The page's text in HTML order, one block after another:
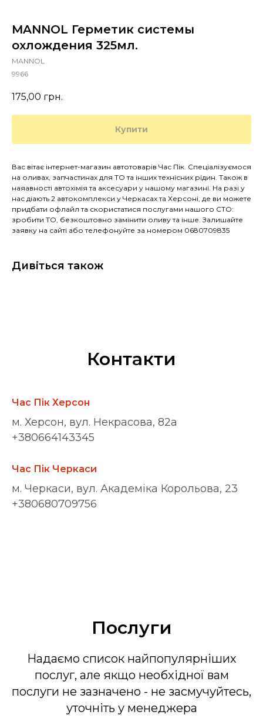
MANNOL Герметик системы
охлождения 325мл.
MANNOL
9966
175,00 грн.
Купити
Вас вітає інтернет-магазин автотоварів Час Пік. Спеціалізуємося
на оливах, запчастинах для ТО та інших технісних рідин. Також в
наяавності автохімія та аксесуари у нашому магазині. На разі у
нас діають 2 автокомплекси у Черкасах та Херсоні, де ви можете
придбати офлайл та скористатися послугами нашого СТО:
зробити ТО, безкоштовно замінити оливу та інше. Залишайте
заявку на сайті або телефонуйте за номером 0680709835
Дивіться також
Контакти
Час Пік Херсон
м. Херсон, вул. Некрасова, 82а
+380664143345
Час Пік Черкаси
м. Черкаси, вул. Академіка Корольова, 23
+380680709756
Послуги
Надаємо список найпопулярніших
послуг, але якщо необхідної вам
послуги не зазначено - не засмучуйтесь,
уточніть у менеджера